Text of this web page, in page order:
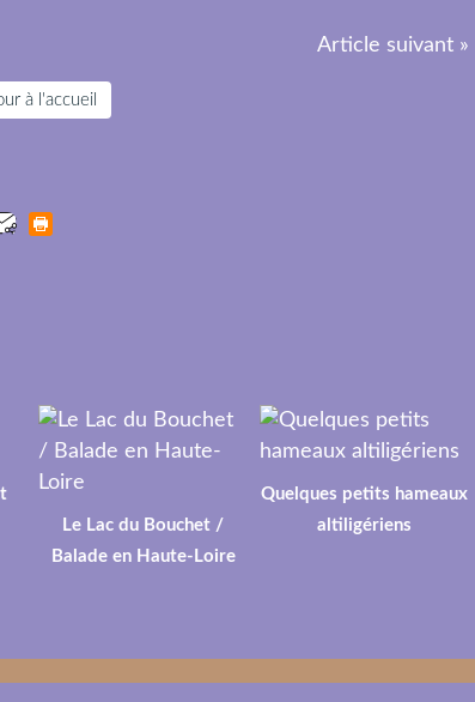
Article suivant »
à l'accueil
Le Lac du Bouchet /
Balade en Haute-Loire
Quelques petits hameaux
altiligériens